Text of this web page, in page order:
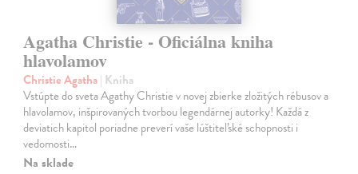
Agatha Christie - Oficiálna kniha
hlavolamov
Christie Agatha| Kniha
Vstúpte do sveta Agathy Christie v novej zbierke zložitých rébusov a
hlavolamov, inšpirovaných tvorbou legendárnej autorky! Každá z
deviatich kapitol poriadne preverí vaše lúštiteľské schopnosti i
vedomosti…
Na sklade